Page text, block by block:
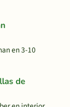
en 3-10
de